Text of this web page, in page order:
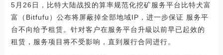
5月26日，比特大陆战投的算率规范化挖矿服务平台比特犬富
富（Bitfufu）公布将屏蔽掉全部地域IP，进一步保证 服务平
台不向给予租赁。针对客户在服务平台升級以前早已起效的
租赁，服务项目将不受影响，直到履行合同进行。